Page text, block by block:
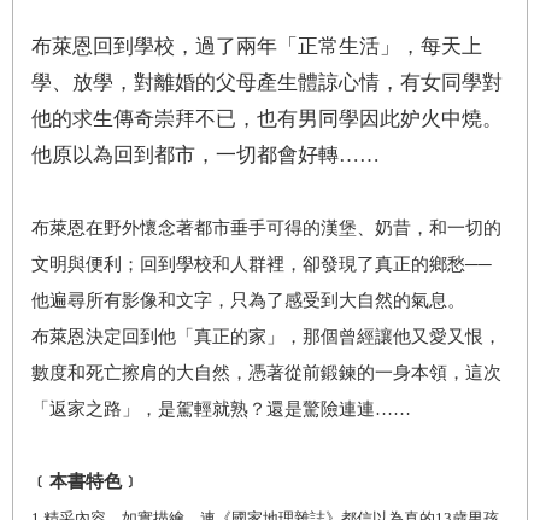
布萊恩回到學校，過了兩年「正常生活」，每天上
學、放學，對離婚的父母產生體諒心情，有女同學對
他的求生傳奇崇拜不已，也有男同學因此妒火中燒。
他原以為回到都市，一切都會好轉……
布萊恩在野外懷念著都市垂手可得的漢堡、奶昔，和一切的
文明與便利；回到學校和人群裡，卻發現了真正的鄉愁──
他遍尋所有影像和文字，只為了感受到大自然的氣息。
布萊恩決定回到他「真正的家」，那個曾經讓他又愛又恨，
數度和死亡擦肩的大自然，憑著從前鍛鍊的一身本領，這次
「返家之路」，是駕輕就熟？還是驚險連連……
﹝本書特色﹞